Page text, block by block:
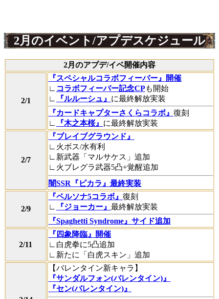
2月のイベント/アプデスケジュール
2月のアプデ/イベ開催内容
2/1
『スペシャルコラボフィーバー』開催
∟
コラボフィーバー記念CPも開始
∟
『ルルーシュ』 に最終解放実装
『カードキャプターさくらコラボ』 復刻
∟
『木之本桜』 に最終解放実装
2/7
『ブレイブグラウンド』
∟火ボス/水有利
∟新武器「マルサケス」追加
∟火ブレグラ武器5凸+覚醒追加
闇SSR『ビカラ』最終実装
2/9
『ペルソナ5コラボ』 復刻
∟
『ジョーカー』 最終解放実装
『Spaghetti Syndrome』サイド追加
2/11
『四象降臨』開催
∟白虎拳に5凸追加
∟新たに「白虎スキン」追加
【バレンタイン新キャラ】
『サンダルフォン(バレンタイン)』
『セン(バレンタイン)』